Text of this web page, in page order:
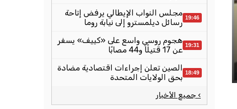
19:46 مجلس النواب الإيطالي يرفض إتاحة
رسائل ديلمسترو إلى نيابة روما
19:31 هجوم روسي واسع على «كييف» يسفر
عن 17 قتيلًا و44 مصابًا
18:49 الصين تعلن إجراءات اقتصادية مضادة
بحق الولايات المتحدة
› جميع الأخبار